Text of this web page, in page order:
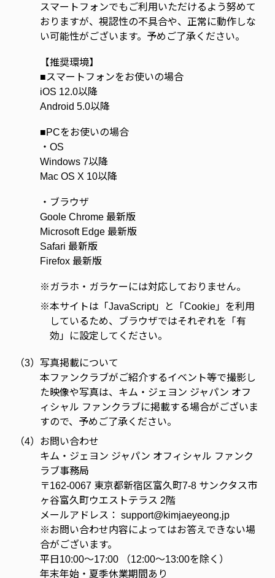
スマートフォンでもご利用いただけるよう努めて
おりますが、視認性の不具合や、正常に動作しな
い可能性がございます。予めご了承ください。
【推奨環境】
■スマートフォンをお使いの場合
iOS 12.0以降
Android 5.0以降
■PCをお使いの場合
・OS
Windows 7以降
Mac OS X 10以降
・ブラウザ
Goole Chrome 最新版
Microsoft Edge 最新版
Safari 最新版
Firefox 最新版
※ ガラホ・ガラケーには対応しておりません。
※本サイトは「JavaScript」と「Cookie」を利用
しているため、ブラウザではそれぞれを「有
効」に設定してください。
（3） 写真掲載について
本ファンクラブがご紹介するイベント等で撮影し
た映像や写真は、キム・ジェヨン ジャパン オフ
ィシャル ファンクラブに掲載する場合がございま
すので、予めご了承ください。
（4） お問い合わせ
キム・ジェヨン ジャパン オフィシャル ファンク
ラブ事務局
〒162-0067 東京都新宿区富久町7-8 サンクタス市
ヶ谷富久町ウエストテラス 2階
メールアドレス： support@kimjaeyeong.jp
※お問い合わせ内容によってはお答えできない場
合がございます。
平日10:00～17:00 （12:00～13:00を除く）
年末年始・夏季休業期間あり